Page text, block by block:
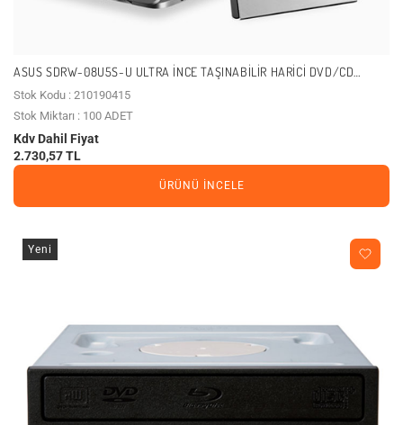
ASUS SDRW-08U5S-U ULTRA İNCE TAŞINABILIR HARICI DVD/CD
YAZICI VE OKUYUCU
Stok Kodu : 210190415
Stok Miktarı : 100 ADET
Kdv Dahil Fiyat
2.730,57 TL
ÜRÜNÜ İNCELE
Yeni